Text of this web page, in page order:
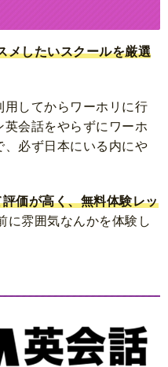
メしたいスクールを厳選
してからワーホリに行
英会話をやらずにワーホ
、必ず日本にいる内にや
評価が高く、無料体験レッ
に雰囲気なんかを体験し